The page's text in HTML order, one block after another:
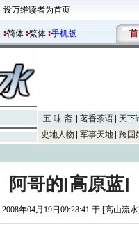
设万维读者为首页
简体 繁体 手机版 首
五 味 斋 茗香茶语
天下
史地人物
军事天地 跨国
阿哥的[高原蓝]
2008年04月19日09:28:41 于 [高山流